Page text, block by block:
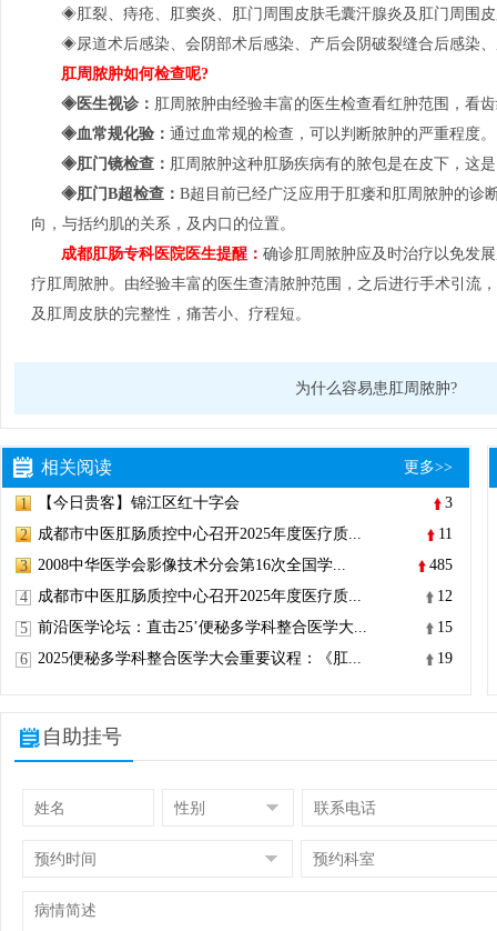
◈肛裂、痔疮、肛窦炎、肛门周围皮肤毛囊汗腺炎及肛门周围
◈尿道术后感染、会阴部术后感染、产后会阴破裂缝合后感染
肛周脓肿如何检查呢?
◈医生视诊： 肛周脓肿由经验丰富的医生检查看红肿范围，看
◈血常规化验： 通过血常规的检查，可以判断脓肿的严重程度。
◈肛门镜检查： 肛周脓肿这种肛肠疾病有的脓包是在皮下，这
◈肛门B超检查： B超目前已经广泛应用于肛瘘和肛周脓肿的诊
向，与括约肌的关系，及内口的位置。
成都肛肠专科医院医生提醒： 确诊肛周脓肿应及时治疗以免发
疗肛周脓肿。由经验丰富的医生查清脓肿范围，之后进行手术引流
及肛周皮肤的完整性，痛苦小、疗程短。
为什么容易患肛周脓肿?
相关阅读 更多>>
1 【今日贵客】锦江区红十字会
3
2
成都市中医肛肠质控中心召开2025年度医疗质...
11
3
2008中华医学会影像技术分会第16次全国学...
485
4
成都市中医肛肠质控中心召开2025年度医疗质...
12
5
前沿医学论坛：直击25’便秘多学科整合医学大...
15
6
2025便秘多学科整合医学大会重要议程：《肛... 19
自助挂号